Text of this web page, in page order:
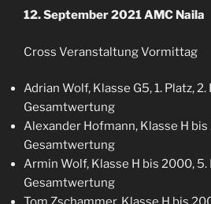
12. September 2021 AMC Naila
Cross Veranstaltung Vormittag
Adrian Wolf, Klasse G5, 1. Platz, 2.
Gesamtwertung
Alexander Hofmann, Klasse H bis
Gesamtwertung
Armin Wolf, Klasse H bis 2000, 5.
Gesamtwertung